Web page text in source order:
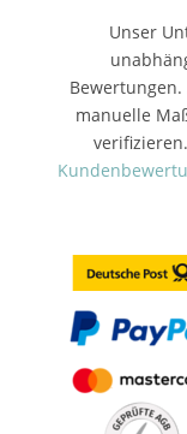
Unser
Bewertungen.
manuelle
verifizieren.